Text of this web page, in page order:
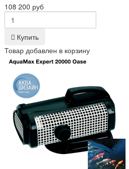
108 200 руб
Купить
Товар добавлен в корзину